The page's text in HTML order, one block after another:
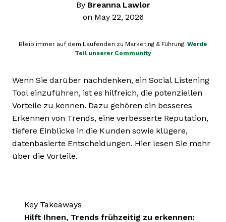
By Breanna Lawlor
on May 22, 2026
Bleib immer auf dem Laufenden zu Marketing & Führung. Werde
Teil unserer Community
Wenn Sie darüber nachdenken, ein Social Listening
Tool einzuführen, ist es hilfreich, die potenziellen
Vorteile zu kennen. Dazu gehören ein besseres
Erkennen von Trends, eine verbesserte Reputation,
tiefere Einblicke in die Kunden sowie klügere,
datenbasierte Entscheidungen. Hier lesen Sie mehr
über die Vorteile.
Key Takeaways
Hilft Ihnen, Trends frühzeitig zu erkennen: